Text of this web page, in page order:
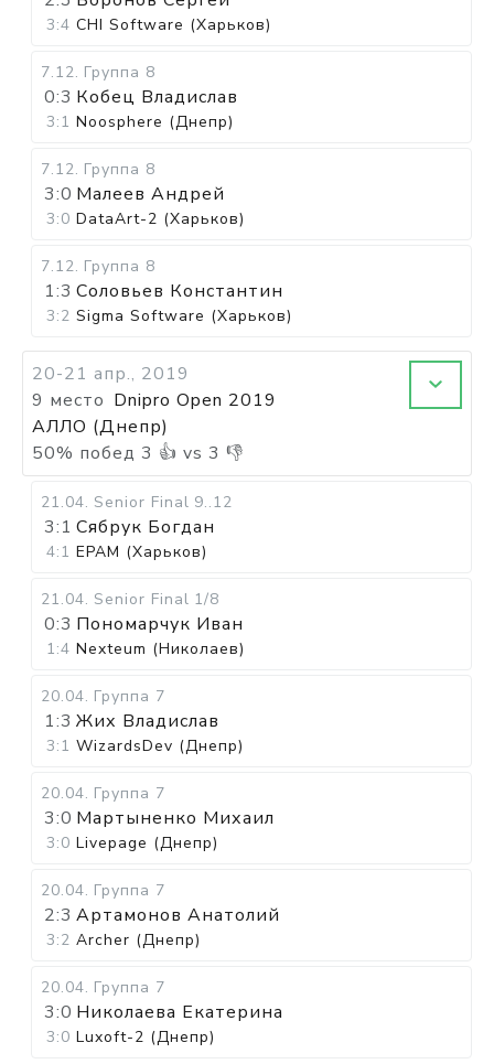
3:4 CHI Software (Харьков)
7.12. Группа 8
0:3 Кобец Владислав
3:1 Noosphere (Днепр)
7.12. Группа 8
3:0 Малеев Андрей
3:0 DataArt-2 (Харьков)
7.12. Группа 8
1:3 Соловьев Константин
3:2 Sigma Software (Харьков)
20-21 апр., 2019
9 место Dnipro Open 2019
АЛЛО (Днепр)
50% побед 3 👍 vs 3 👎
21.04. Senior Final 9..12
3:1 Сябрук Богдан
4:1 EPAM (Харьков)
21.04. Senior Final 1/8
0:3 Пономарчук Иван
1:4 Nexteum (Николаев)
20.04. Группа 7
1:3 Жих Владислав
3:1 WizardsDev (Днепр)
20.04. Группа 7
3:0 Мартыненко Михаил
3:0 Livepage (Днепр)
20.04. Группа 7
2:3 Артамонов Анатолий
3:2 Archer (Днепр)
20.04. Группа 7
3:0 Николаева Екатерина
3:0 Luxoft-2 (Днепр)